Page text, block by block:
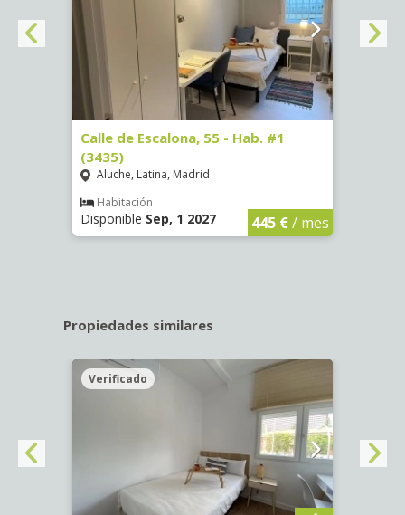
Calle de Escalona, 55 - Hab. #1
(3435)
Aluche, Latina, Madrid
Habitación
Disponible Sep, 1 2027 445 €/ mes
Propiedades similares
Verificado